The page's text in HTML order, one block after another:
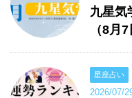
九星気
（8月
星座占い
2026/07/